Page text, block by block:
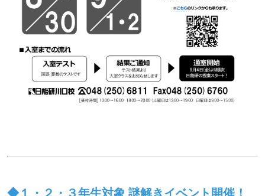
◆１・２・３年生対象 謎解きイベント開催！